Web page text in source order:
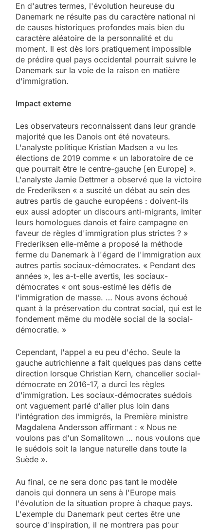
En d'autres termes, l'évolution heureuse du
Danemark ne résulte pas du caractère national ni
de causes historiques profondes mais bien du
caractère aléatoire de la personnalité et du
moment. Il est dès lors pratiquement impossible
de prédire quel pays occidental pourrait suivre le
Danemark sur la voie de la raison en matière
d'immigration.
Impact externe
Les observateurs reconnaissent dans leur grande
majorité que les Danois ont été novateurs.
L'analyste politique Kristian Madsen a vu les
élections de 2019 comme « un laboratoire de ce
que pourrait être le centre-gauche [en Europe] ».
L'analyste Jamie Dettmer a observé que la victoire
de Frederiksen « a suscité un débat au sein des
autres partis de gauche européens : doivent-ils
eux aussi adopter un discours anti-migrants, imiter
leurs homologues danois et faire campagne en
faveur de règles d'immigration plus strictes ? »
Frederiksen elle-même a proposé la méthode
ferme du Danemark à l'égard de l'immigration aux
autres partis sociaux-démocrates. « Pendant des
années », les a-t-elle avertis, les sociaux-
démocrates « ont sous-estimé les défis de
l'immigration de masse. … Nous avons échoué
quant à la préservation du contrat social, qui est le
fondement même du modèle social de la social-
démocratie. »
Cependant, l'appel a eu peu d'écho. Seule la
gauche autrichienne a fait quelques pas dans cette
direction lorsque Christian Kern, chancelier social-
démocrate en 2016-17, a durci les règles
d'immigration. Les sociaux-démocrates suédois
ont vaguement parlé d'aller plus loin dans
l'intégration des immigrés, la Première ministre
Magdalena Andersson affirmant : « Nous ne
voulons pas d'un Somalitown … nous voulons que
le suédois soit la langue naturelle dans toute la
Suède ».
Au final, ce ne sera donc pas tant le modèle
danois qui donnera un sens à l'Europe mais
l'évolution de la situation propre à chaque pays.
L'exemple du Danemark peut certes être une
source d'inspiration, il ne montrera pas pour